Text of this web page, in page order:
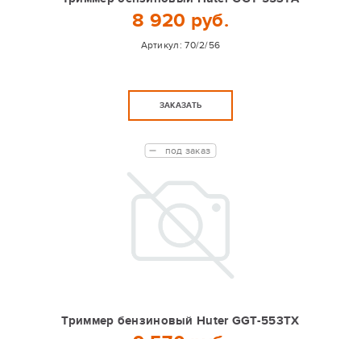
8 920 руб.
Артикул:70/2/56
ЗАКАЗАТЬ
Триммер бензиновый Huter GGT-553TX
под заказ